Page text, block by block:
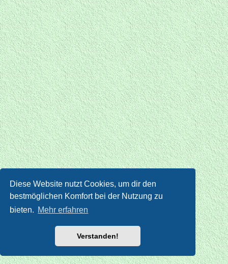
Diese Website nutzt Cookies, um dir den
bestmöglichen Komfort bei der Nutzung zu
bieten. Mehr erfahren
Verstanden!